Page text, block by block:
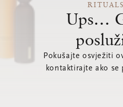
Ups…
Pokušajte osvježiti
kontaktirajte ako se